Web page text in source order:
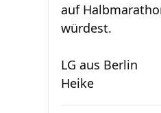
auf
würdest.
LG aus Berlin
Heike